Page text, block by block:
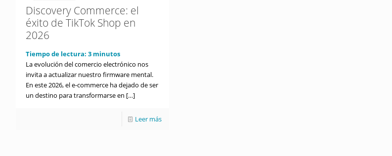
Discovery Commerce: el
éxito de TikTok Shop en
2026
Tiempo de lectura: 3 minutos
La evolución del comercio electrónico nos
invita a actualizar nuestro firmware mental.
En este 2026, el e-commerce ha dejado de ser
un destino para transformarse en […]
Leer más